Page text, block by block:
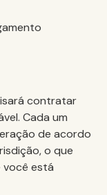
contratar
Cada um
de acordo
o que
você está